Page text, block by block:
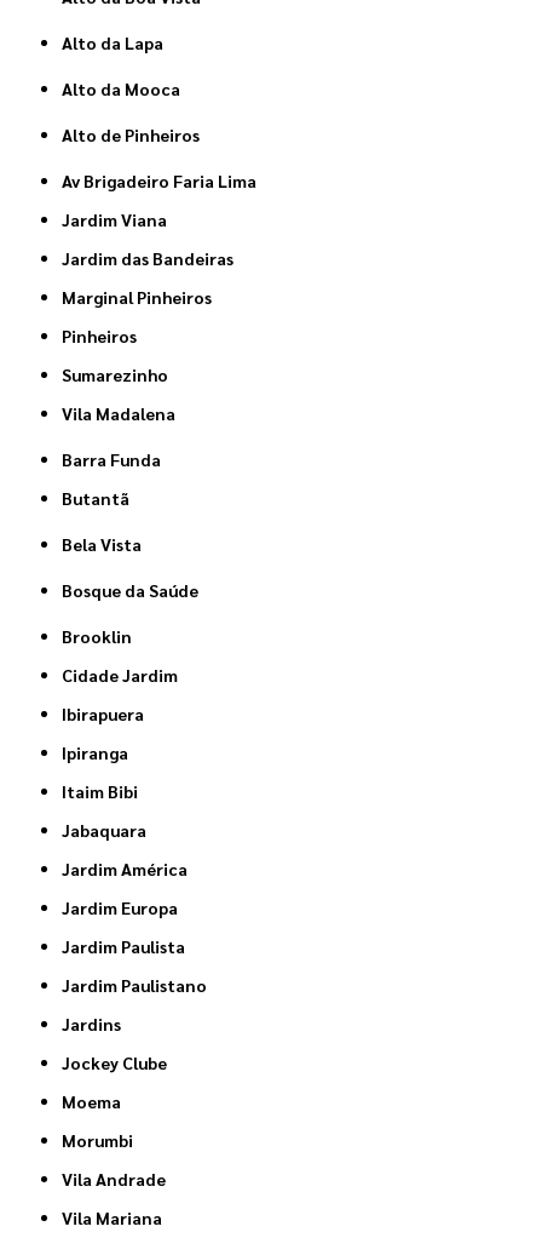
Alto da Lapa
Alto da Mooca
Alto de Pinheiros
Av Brigadeiro Faria Lima
Jardim Viana
Jardim das Bandeiras
Marginal Pinheiros
Pinheiros
Sumarezinho
Vila Madalena
Barra Funda
Butantã
Bela Vista
Bosque da Saúde
Brooklin
Cidade Jardim
Ibirapuera
Ipiranga
Itaim Bibi
Jabaquara
Jardim América
Jardim Europa
Jardim Paulista
Jardim Paulistano
Jardins
Jockey Clube
Moema
Morumbi
Vila Andrade
Vila Mariana